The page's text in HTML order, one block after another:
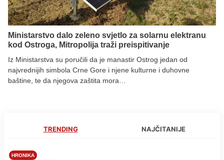
Ministarstvo dalo zeleno svjetlo za solarnu elektranu
kod Ostroga, Mitropolija traži preispitivanje
Iz Ministarstva su poručili da je manastir Ostrog jedan od
najvrednijih simbola Crne Gore i njene kulturne i duhovne
baštine, te da njegova zaštita mora…
TRENDING NAJČITANIJE
HRONIKA